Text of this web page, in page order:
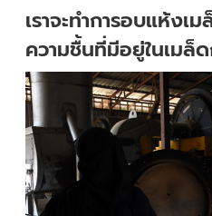
เราจะทำการอบแห้งเ
ความชื้นที่มีอยู่ในเมล็